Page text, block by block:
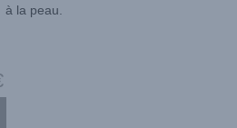
à la peau.